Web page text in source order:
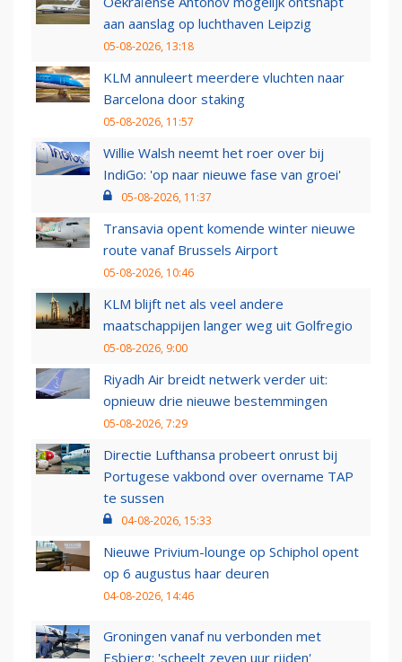
aan aanslag op luchthaven Leipzig
05-08-2026, 13:18
KLM annuleert meerdere vluchten naar
Barcelona door staking
05-08-2026, 11:57
Willie Walsh neemt het roer over bij
IndiGo: 'op naar nieuwe fase van groei'
05-08-2026, 11:37
Transavia opent komende winter nieuwe
route vanaf Brussels Airport
05-08-2026, 10:46
KLM blijft net als veel andere
maatschappijen langer weg uit Golfregio
05-08-2026, 9:00
Riyadh Air breidt netwerk verder uit:
opnieuw drie nieuwe bestemmingen
05-08-2026, 7:29
Directie Lufthansa probeert onrust bij
Portugese vakbond over overname TAP
te sussen
04-08-2026, 15:33
Nieuwe Privium-lounge op Schiphol opent
op 6 augustus haar deuren
04-08-2026, 14:46
Groningen vanaf nu verbonden met
Esbjerg: 'scheelt zeven uur rijden'